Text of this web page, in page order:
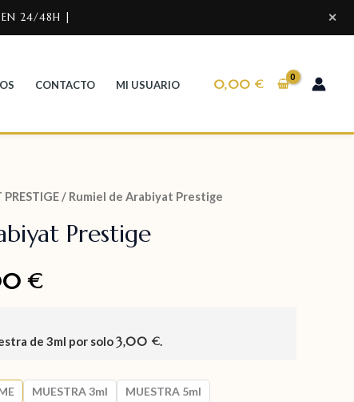
EN 24/48H | ✕
CONTACTO MI USUARIO 0,00€
/ Rumiel de Arabiyat Prestige
Prestige
€
de 3ml por solo3,00 €.
MUESTRA 3ml
MUESTRA 5ml